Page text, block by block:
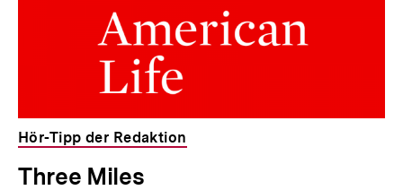
Hör-Tipp der Redaktion
Three Miles